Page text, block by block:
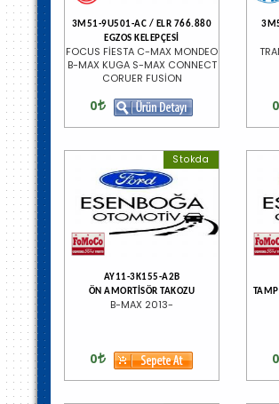
3M51-9U501-AC / ELR 766.880
EGZOS KELEPÇESİ
FOCUS FİESTA C-MAX MONDEO
B-MAX KUGA S-MAX CONNECT
CORUER FUSİON
0 0
Stokda
AY11-3K155-A2B
ÖN AMORTİSÖR TAKOZU
B-MAX 2013-
0 0